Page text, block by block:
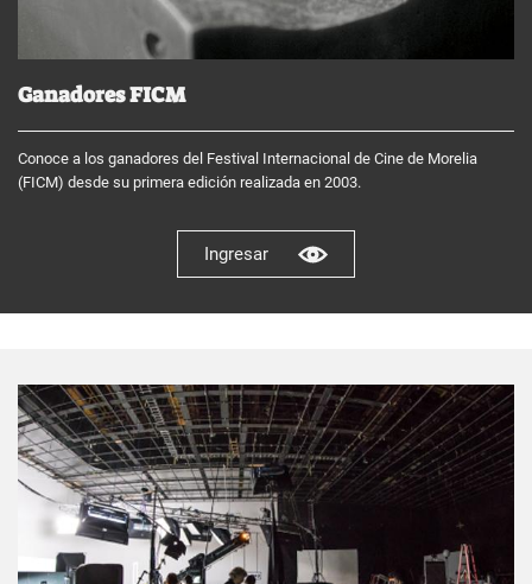
Ganadores FICM
Conoce a los ganadores del Festival Internacional de Cine de Morelia
(FICM) desde su primera edición realizada en 2003.
Ingresar